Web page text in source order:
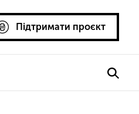
Підтримати проєкт